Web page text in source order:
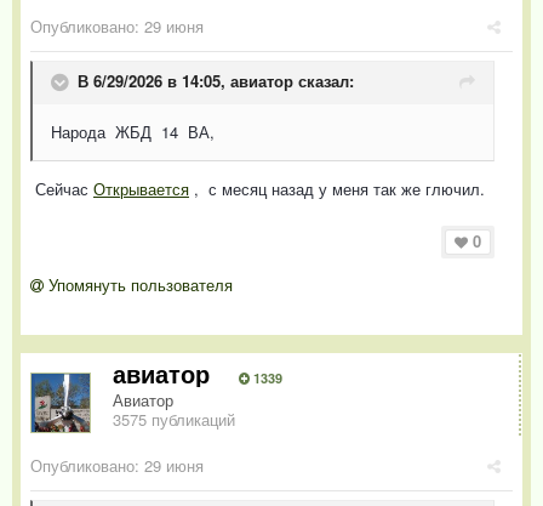
Опубликовано: 29 июня
В 6/29/2026 в 14:05, авиатор сказал:
Народа ЖБД 14 ВА,
Сейчас Открывается , с месяц назад у меня так же глючил.
0
Упомянуть пользователя
авиатор 1339
Авиатор
3575 публикаций
Опубликовано: 29 июня